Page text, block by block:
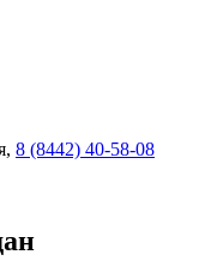
8 (8442) 40-58-08